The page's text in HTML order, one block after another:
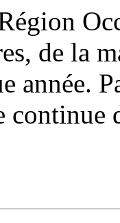
de la
année.
continue